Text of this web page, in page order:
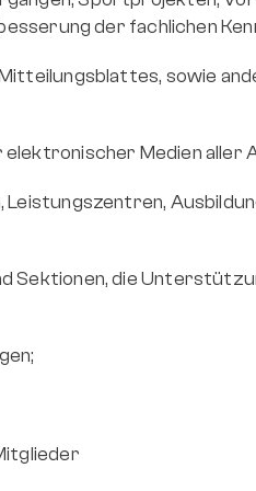
der fachlichen
sowie
elektronischer Medien aller
Leistungszentren,
Sektionen, die